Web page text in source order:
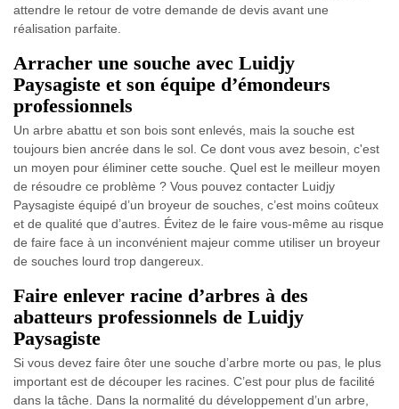
attendre le retour de votre demande de devis avant une
réalisation parfaite.
Arracher une souche avec Luidjy
Paysagiste et son équipe d’émondeurs
professionnels
Un arbre abattu et son bois sont enlevés, mais la souche est
toujours bien ancrée dans le sol. Ce dont vous avez besoin, c'est
un moyen pour éliminer cette souche. Quel est le meilleur moyen
de résoudre ce problème ? Vous pouvez contacter Luidjy
Paysagiste équipé d’un broyeur de souches, c’est moins coûteux
et de qualité que d’autres. Évitez de le faire vous-même au risque
de faire face à un inconvénient majeur comme utiliser un broyeur
de souches lourd trop dangereux.
Faire enlever racine d’arbres à des
abatteurs professionnels de Luidjy
Paysagiste
Si vous devez faire ôter une souche d’arbre morte ou pas, le plus
important est de découper les racines. C’est pour plus de facilité
dans la tâche. Dans la normalité du développement d’un arbre,